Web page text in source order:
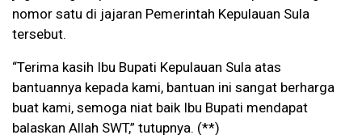
nomor satu di jajaran Pemerintah Kepulauan Sula
tersebut.
“Terima kasih Ibu Bupati Kepulauan Sula atas
bantuannya kepada kami, bantuan ini sangat berharga
buat kami, semoga niat baik Ibu Bupati mendapat
balaskan Allah SWT,” tutupnya. (**)